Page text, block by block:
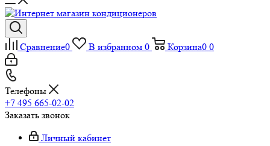
Сравнение0 В избранном 0 Корзина0 0
Телефоны
+7 495 665-02-02
Заказать звонок
Личный кабинет